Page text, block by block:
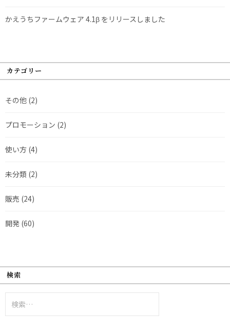
かえうちファームウェア 4.1β をリリースしました
カテゴリー
その他 (2)
プロモーション (2)
使い方 (4)
未分類 (2)
販売 (24)
開発 (60)
検索
索: